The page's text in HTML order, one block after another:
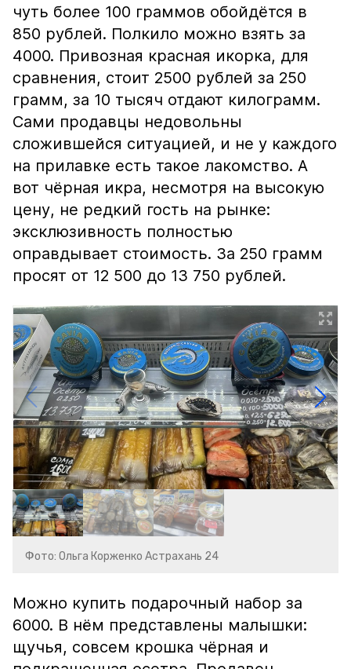
чуть более 100 граммов обойдётся в
850 рублей. Полкило можно взять за
4000. Привозная красная икорка, для
сравнения, стоит 2500 рублей за 250
грамм, за 10 тысяч отдают килограмм.
Сами продавцы недовольны
сложившейся ситуацией, и не у каждого
на прилавке есть такое лакомство. А
вот чёрная икра, несмотря на высокую
цену, не редкий гость на рынке:
эксклюзивность полностью
оправдывает стоимость. За 250 грамм
просят от 12 500 до 13 750 рублей.
Фото: Ольга Корженко Астрахань 24
Можно купить подарочный набор за
6000. В нём представлены малышки:
щучья, совсем крошка чёрная и